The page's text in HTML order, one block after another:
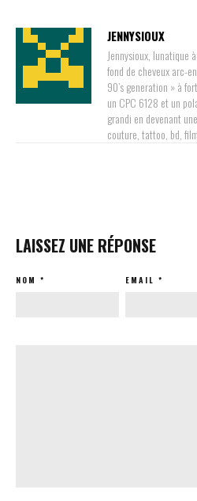
JENNYSIOUX
Jennysioux, lunatique
fond de cheveux arc-
90’s generation » à
un CPC 6128 et un
grandi en devenant
couture, tattoo, bd,
LAISSEZ UNE RÉPONSE
NOM * EMAIL *